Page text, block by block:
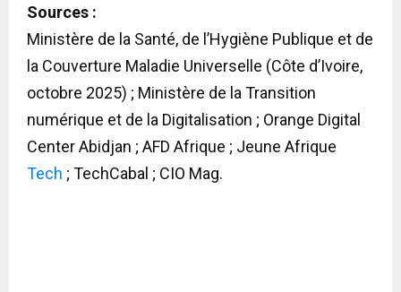
Sources :
Ministère de la Santé, de l’Hygiène Publique et de
la Couverture Maladie Universelle (Côte d’Ivoire,
octobre 2025) ; Ministère de la Transition
numérique et de la Digitalisation ; Orange Digital
Center Abidjan ; AFD Afrique ; Jeune Afrique
Tech ; TechCabal ; CIO Mag.